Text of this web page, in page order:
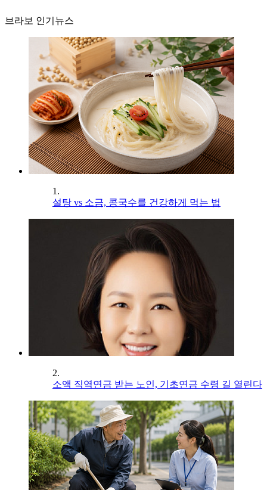
브라보 인기뉴스
1.
설탕 vs 소금, 콩국수를 건강하게 먹는 법
2.
소액 직역연금 받는 노인, 기초연금 수령 길 열린다